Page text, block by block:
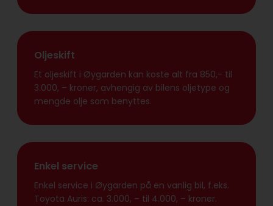
Oljeskift
Et oljeskift i Øygarden kan koste alt fra 850,- til
3.000, – kroner, avhengig av bilens oljetype og
mengde olje som benyttes.
Enkel service
Enkel service i Øygarden på en vanlig bil, f.eks.
Toyota Auris: ca. 3.000, – til 4.000, – kroner.